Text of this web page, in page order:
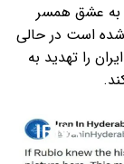
به عشق همسر
شده است در حالی
را تهدید به